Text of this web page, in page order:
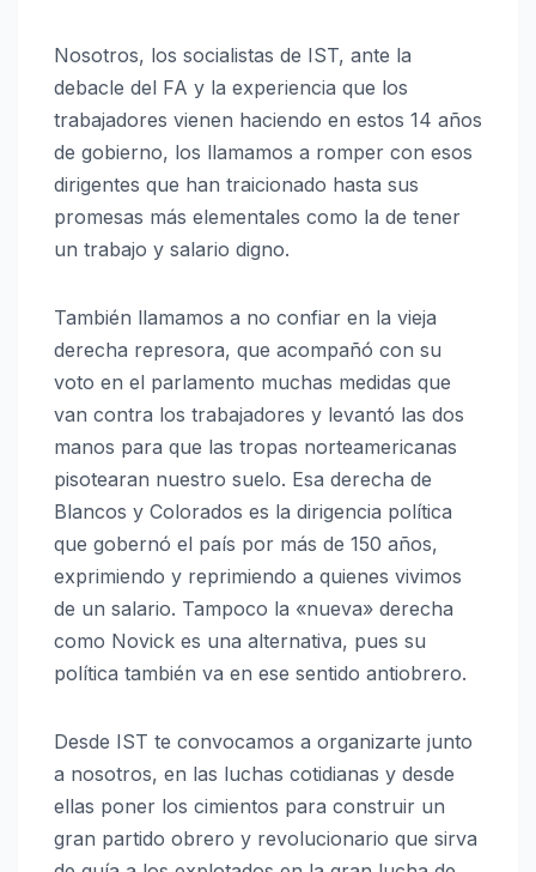
Nosotros, los socialistas de IST, ante la
debacle del FA y la experiencia que los
trabajadores vienen haciendo en estos 14 años
de gobierno, los llamamos a romper con esos
dirigentes que han traicionado hasta sus
promesas más elementales como la de tener
un trabajo y salario digno.
También llamamos a no confiar en la vieja
derecha represora, que acompañó con su
voto en el parlamento muchas medidas que
van contra los trabajadores y levantó las dos
manos para que las tropas norteamericanas
pisotearan nuestro suelo. Esa derecha de
Blancos y Colorados es la dirigencia política
que gobernó el país por más de 150 años,
exprimiendo y reprimiendo a quienes vivimos
de un salario. Tampoco la «nueva» derecha
como Novick es una alternativa, pues su
política también va en ese sentido antiobrero.
Desde IST te convocamos a organizarte junto
a nosotros, en las luchas cotidianas y desde
ellas poner los cimientos para construir un
gran partido obrero y revolucionario que sirva